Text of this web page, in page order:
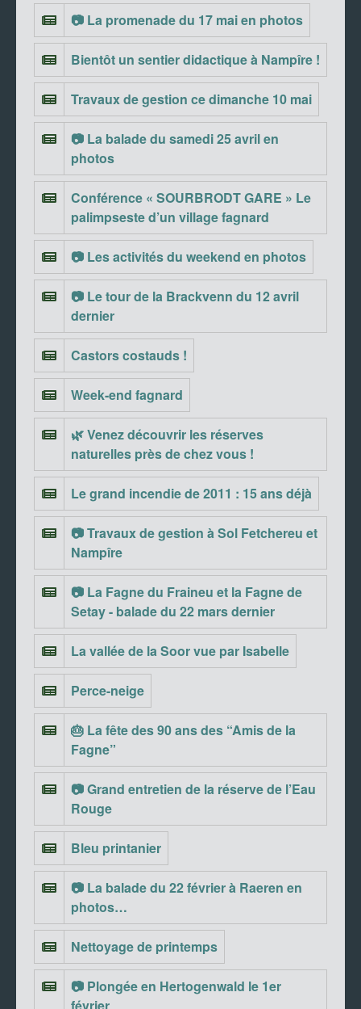
📷 La promenade du 17 mai en photos
Bientôt un sentier didactique à Nampîre !
Travaux de gestion ce dimanche 10 mai
📷 La balade du samedi 25 avril en
photos
Conférence « SOURBRODT GARE » Le
palimpseste d’un village fagnard
📷 Les activités du weekend en photos
📷 Le tour de la Brackvenn du 12 avril
dernier
Castors costauds !
Week-end fagnard
🌿 Venez découvrir les réserves
naturelles près de chez vous !
Le grand incendie de 2011 : 15 ans déjà
📷 Travaux de gestion à Sol Fetchereu et
Nampîre
📷 La Fagne du Fraineu et la Fagne de
Setay - balade du 22 mars dernier
La vallée de la Soor vue par Isabelle
Perce-neige
🎂 La fête des 90 ans des “Amis de la
Fagne”
📷 Grand entretien de la réserve de l’Eau
Rouge
Bleu printanier
📷 La balade du 22 février à Raeren en
photos…
Nettoyage de printemps
📷 Plongée en Hertogenwald le 1er
février